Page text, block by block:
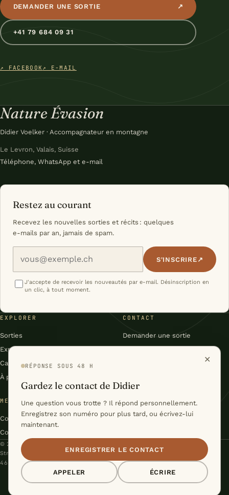
DEMANDER UNE SORTIE ↗
+41 79 684 09 31
↗ FACEBOOK ↗ E-MAIL
Nature Évasion
Didier Voelker · Accompagnateur en montagne
Le Levron, Valais, Suisse
Téléphone, WhatsApp et e-mail
Restez au courant
Recevez les nouvelles sorties et récits : quelques
e-mails par an, jamais de spam.
S'INSCRIRE ↗
J'accepte de recevoir les nouveautés par e-mail. Désinscription en
un clic, à tout moment.
EXPLORER
Sorties
Expéditions
Carnet
À propos
CONTACT
Demander une sortie
MENTIONS & CONDITIONS
Conditions générales
Confidentialité
© 2026 Didier Voelker – Nature Évasion · Le Levron, Valais, Suisse
Stratégie & Conception :Studio Cyril Biselx
46°06′N / 7°13′E · DU VAL DE BAGNES À LA LAPONIE
✕
RÉPONSE SOUS 48 H
Gardez le contact de Didier
Une question vous trotte ? Il répond personnellement.
Enregistrez son numéro pour plus tard, ou écrivez-lui
maintenant.
ENREGISTRER LE CONTACT
APPELER ÉCRIRE